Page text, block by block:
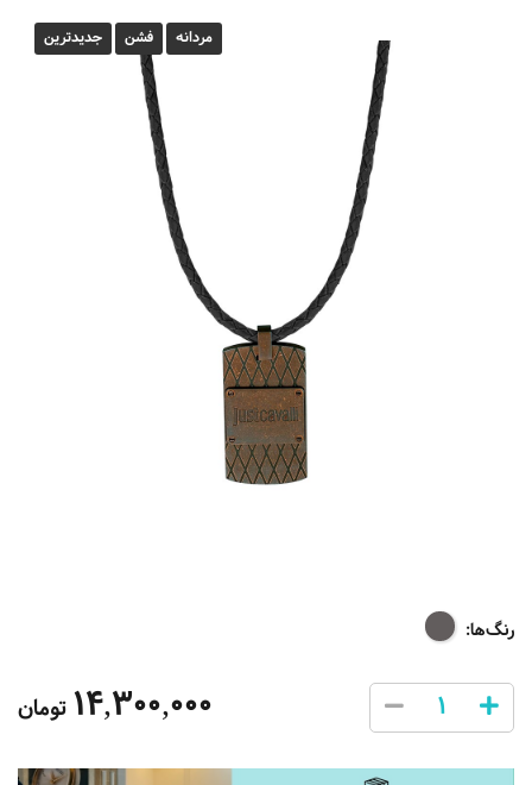
مردانه فشن جدیدترین
رنگ‌ها:
14,300,000تومان